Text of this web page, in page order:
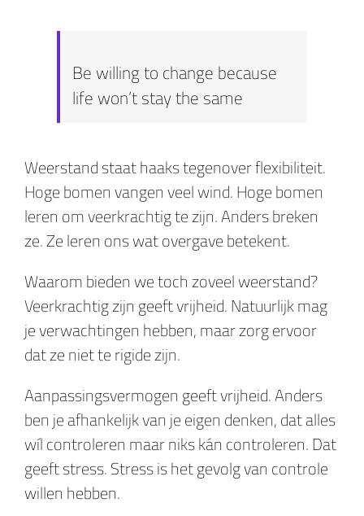
Be willing to change because
life won’t stay the same
Weerstand staat haaks tegenover flexibiliteit.
Hoge bomen vangen veel wind. Hoge bomen
leren om veerkrachtig te zijn. Anders breken
ze. Ze leren ons wat overgave betekent.
Waarom bieden we toch zoveel weerstand?
Veerkrachtig zijn geeft vrijheid. Natuurlijk mag
je verwachtingen hebben, maar zorg ervoor
dat ze niet te rigide zijn.
Aanpassingsvermogen geeft vrijheid. Anders
ben je afhankelijk van je eigen denken, dat alles
wíl controleren maar niks kán controleren. Dat
geeft stress. Stress is het gevolg van controle
willen hebben.